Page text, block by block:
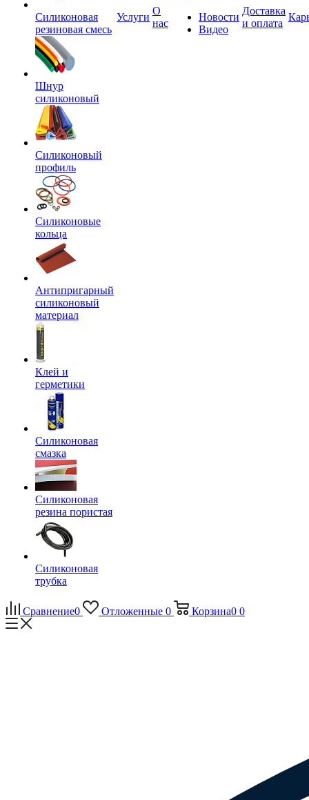
Силиконовая
резиновая смесь
Шнур
силиконовый
Силиконовый
профиль
Силиконовые
кольца
Антипригарный
силиконовый
материал
Клей и
герметики
Силиконовая
смазка
Силиконовая
резина пористая
Силиконовая
трубка
Услуги
О
нас
Новости
Видео
Доставка
и оплата
Сравнение0 Отложенные 0 Корзина0 0